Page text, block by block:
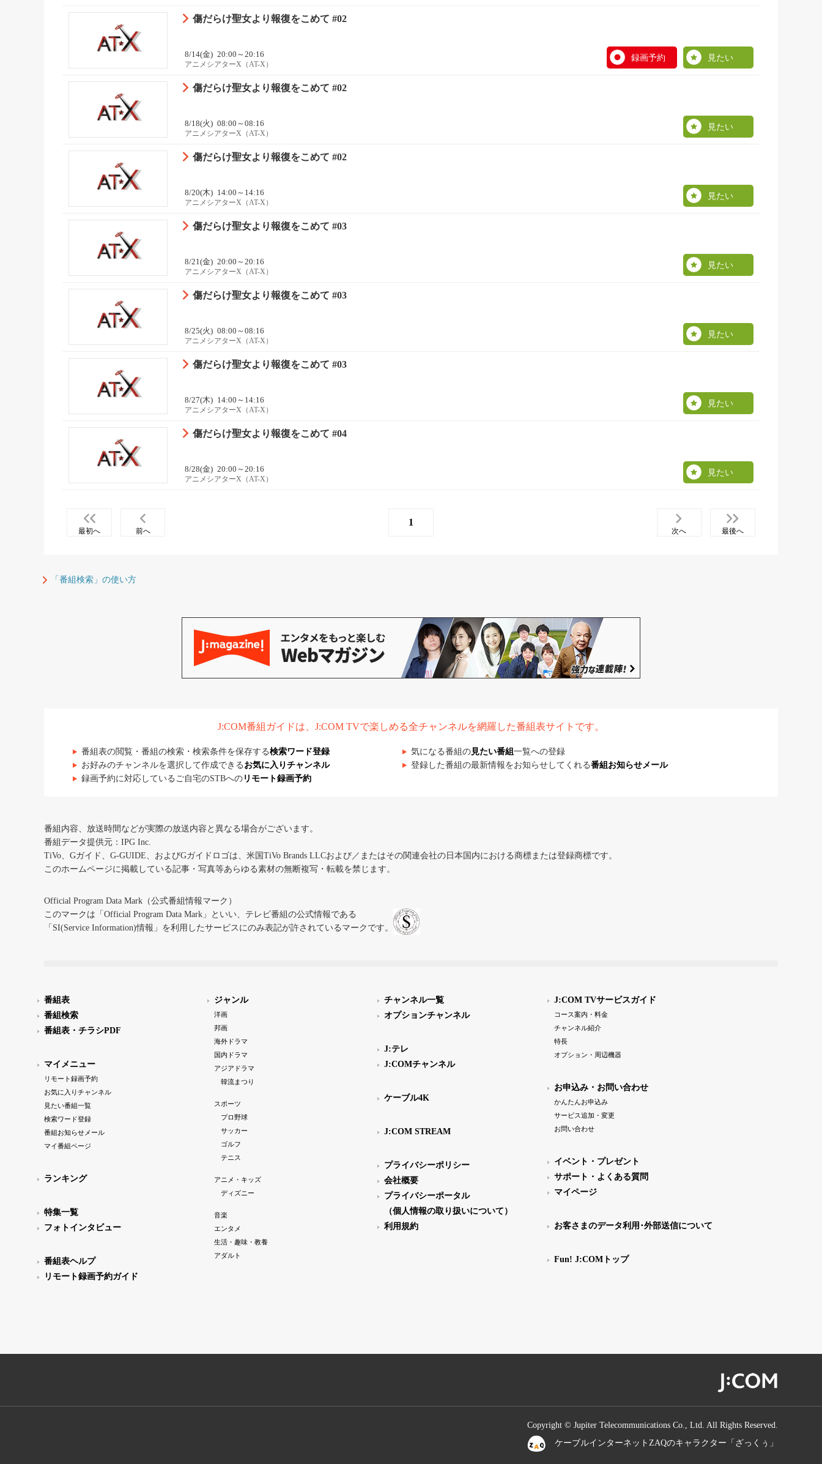
傷だらけ聖女より報復をこめて #02
8/14(金) 20:00～20:16
アニメシアターX（AT-X）
録画予約 見たい
傷だらけ聖女より報復をこめて #02
8/18(火) 08:00～08:16
アニメシアターX（AT-X）
見たい
傷だらけ聖女より報復をこめて #02
8/20(木) 14:00～14:16
アニメシアターX（AT-X）
見たい
傷だらけ聖女より報復をこめて #03
8/21(金) 20:00～20:16
アニメシアターX（AT-X）
見たい
傷だらけ聖女より報復をこめて #03
8/25(火) 08:00～08:16
アニメシアターX（AT-X）
見たい
傷だらけ聖女より報復をこめて #03
8/27(木) 14:00～14:16
アニメシアターX（AT-X）
見たい
傷だらけ聖女より報復をこめて #04
8/28(金) 20:00～20:16
アニメシアターX（AT-X）
見たい
最初へ 前へ
1
次へ 最後へ
「番組検索」の使い方
J:COM番組ガイドは、J:COM TVで楽しめる全チャンネルを網羅した番組表サイトです。
番組表の閲覧・番組の検索・検索条件を保存する検索ワード登録 気になる番組の見たい番組 一覧への登録
お好みのチャンネルを選択して作成できる お気に入りチャンネル 登録した番組の最新情報をお知らせしてくれる番組お知らせメール
録画予約に対応しているご自宅のSTBへの リモート録画予約
番組内容、放送時間などが実際の放送内容と異なる場合がございます。
番組データ提供元：IPG Inc.
TiVo、Gガイド、G-GUIDE、およびGガイドロゴは、米国TiVo Brands LLCおよび／またはその関連会社の日本国内における商標または登録商標です。
このホームページに掲載している記事・写真等あらゆる素材の無断複写・転載を禁じます。
Official Program Data Mark（公式番組情報マーク）
このマークは「Official Program Data Mark」といい、テレビ番組の公式情報である
「SI(Service Information)情報」を利用したサービスにのみ表記が許されているマークです。
番組表
番組検索
番組表・チラシPDF
マイメニュー
リモート録画予約
お気に入りチャンネル
見たい番組一覧
検索ワード登録
番組お知らせメール
マイ番組ページ
ランキング
特集一覧
フォトインタビュー
番組表ヘルプ
リモート録画予約ガイド
ジャンル
洋画
邦画
海外ドラマ
国内ドラマ
アジアドラマ
韓流まつり
スポーツ
プロ野球
サッカー
ゴルフ
テニス
アニメ・キッズ
ディズニー
音楽
エンタメ
生活・趣味・教養
アダルト
チャンネル一覧
オプションチャンネル
J:テレ
J:COMチャンネル
ケーブル4K
J:COM STREAM
プライバシーポリシー
会社概要
プライバシーポータル
（個人情報の取り扱いについて）
利用規約
J:COM TVサービスガイド
コース案内・料金
チャンネル紹介
特長
オプション・周辺機器
お申込み・お問い合わせ
かんたんお申込み
サービス追加・変更
お問い合わせ
イベント・プレゼント
サポート・よくある質問
マイページ
お客さまのデータ利用･外部送信について
Fun! J:COMトップ
Copyright © Jupiter Telecommunications Co., Ltd. All Rights Reserved.
ケーブルインターネットZAQのキャラクター「ざっくぅ」